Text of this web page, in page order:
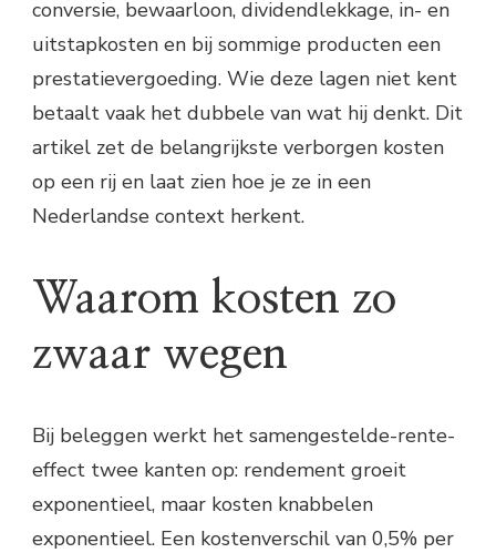
conversie, bewaarloon, dividendlekkage, in- en
uitstapkosten en bij sommige producten een
prestatievergoeding. Wie deze lagen niet kent
betaalt vaak het dubbele van wat hij denkt. Dit
artikel zet de belangrijkste verborgen kosten
op een rij en laat zien hoe je ze in een
Nederlandse context herkent.
Waarom kosten zo
zwaar wegen
Bij beleggen werkt het samengestelde-rente-
effect twee kanten op: rendement groeit
exponentieel, maar kosten knabbelen
exponentieel. Een kostenverschil van 0,5% per